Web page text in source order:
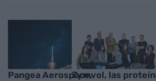
Pangea Aerospace,Zymvol, las